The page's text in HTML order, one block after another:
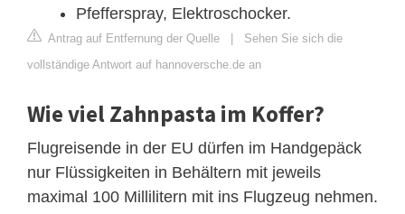
Pfefferspray, Elektroschocker.
Antrag auf Entfernung der Quelle
Sehen Sie sich die
vollständige Antwort auf hannoversche.de an
Wie viel Zahnpasta im Koffer?
Flugreisende in der EU dürfen im Handgepäck
nur Flüssigkeiten in Behältern mit jeweils
maximal 100 Millilitern mit ins Flugzeug nehmen.